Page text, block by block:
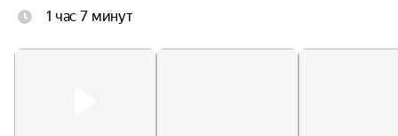
без отдыха и сна несут они на своих плечах
самом прямом смысле. Главное, чтобы не
1 час 7 минут